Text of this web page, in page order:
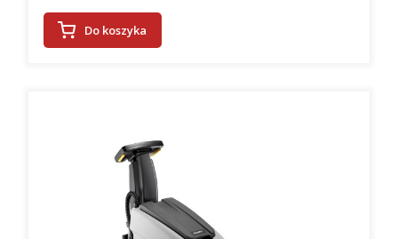
Do koszyka